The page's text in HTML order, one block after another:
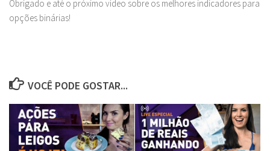
Obrigado e até o próximo vídeo sobre os melhores indicadores para
opções binárias!
VOCÊ PODE GOSTAR...